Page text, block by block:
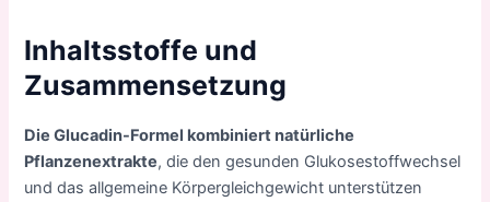
Inhaltsstoffe und
Zusammensetzung
Die Glucadin-Formel kombiniert natürliche
Pflanzenextrakte, die den gesunden Glukosestoffwechsel
und das allgemeine Körpergleichgewicht unterstützen